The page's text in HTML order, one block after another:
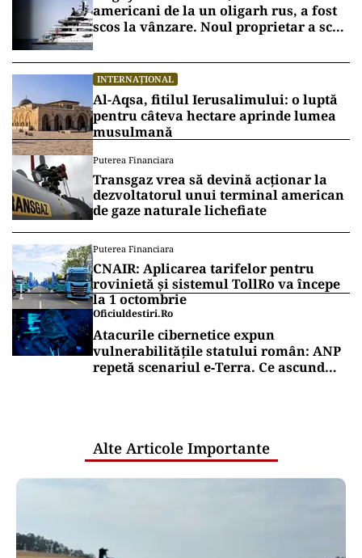
americani de la un oligarh rus, a fost
scos la vânzare. Noul proprietar a scos
INTERNAȚIONAL
Al-Aqsa, fitilul Ierusalimului: o luptă
pentru câteva hectare aprinde lumea
musulmană
Puterea Financiara
Transgaz vrea să devină acționar la
dezvoltatorul unui terminal american
de gaze naturale lichefiate
Puterea Financiara
CNAIR: Aplicarea tarifelor pentru
rovinietă și sistemul TollRo va începe
la 1 octombrie
Oficiuldestiri.ro
Atacurile cibernetice expun
vulnerabilitățile statului român: ANP
repetă scenariul e‑Terra. Ce ascund
Alte Articole Importante